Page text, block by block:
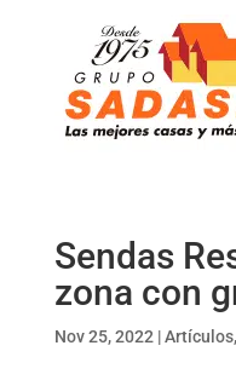
Sendas
zona con
Nov 25, 2022 |Artículos,